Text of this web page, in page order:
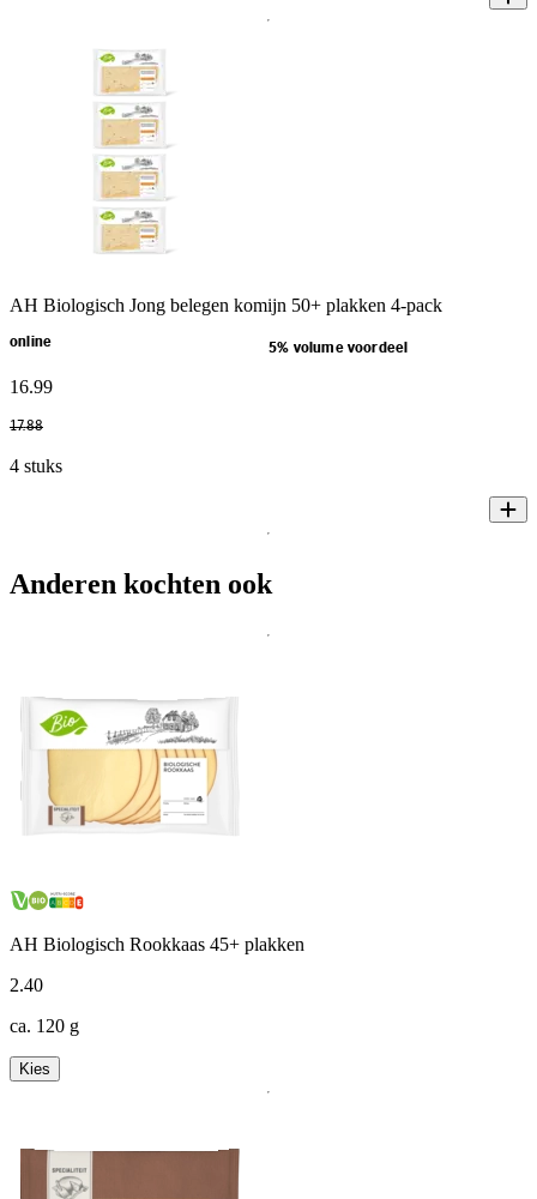
AH Biologisch Jong belegen komijn 50+ plakken 4-pack
online 5% volume voordeel
16.99
17.88
4 stuks
Anderen kochten ook
AH Biologisch Rookkaas 45+ plakken
2.40
ca. 120 g
Kies